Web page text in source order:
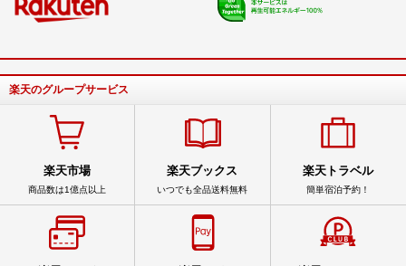
楽天のグループサービス
楽天市場
商品数は1億点以上
楽天ブックス
いつでも全品送料無料
楽天トラベル
簡単宿泊予約！